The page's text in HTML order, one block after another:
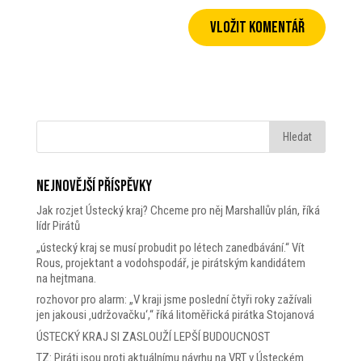
Nejnovější příspěvky
Jak rozjet Ústecký kraj? Chceme pro něj Marshallův plán, říká
lídr Pirátů
„ústecký kraj se musí probudit po létech zanedbávání.“ Vít
Rous, projektant a vodohspodář, je pirátským kandidátem
na hejtmana.
rozhovor pro alarm: „V kraji jsme poslední čtyři roky zažívali
jen jakousi ‚udržovačku‘,“ říká litoměřická pirátka Stojanová
ÚSTECKÝ KRAJ SI ZASLOUŽÍ LEPŠÍ BUDOUCNOST
TZ: Piráti jsou proti aktuálnímu návrhu na VRT v Ústeckém